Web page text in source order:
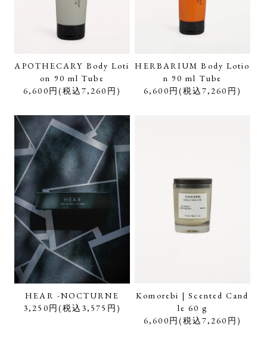
APOTHECARY Body Loti
on 90 ml Tube
6,600円(税込7,260円)
HERBARIUM Body Lotio
n 90 ml Tube
6,600円(税込7,260円)
HEAR -NOCTURNE
3,250円(税込3,575円)
Komorebi | Scented Cand
le 60 g
6,600円(税込7,260円)